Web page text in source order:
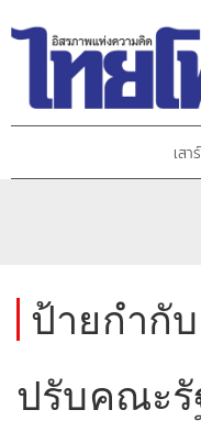
เส
ป้ายกำกับ
ปรับคณะ